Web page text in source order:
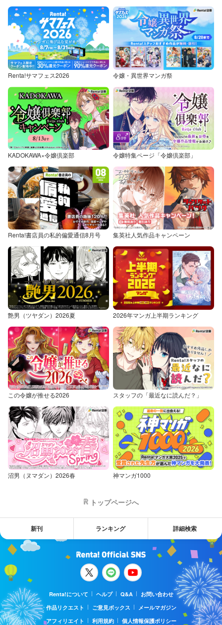
Renta!サマフェス2026 令嬢・異世界マンガ祭
KADOKAWA×令嬢倶楽部 令嬢特集ページ「令嬢倶楽部」
Renta!書店員の私的偏愛通信8月号 集英社人気作品キャンペーン
艶男（ツヤダン）2026夏 2026年マンガ上半期ランキング
この令嬢が推せる2026 スタッフの「最近なに読んだ？」
沼男（ヌマダン）2026春 神マンガ1000
トップページへ
新刊 ランキング 詳細検索
Renta!について ヘルプ Q&A
お問い合わせ
作品リクエスト
ご意見ボックス
メールマガジン
アフィリエイト
利用規約 個人情報保護ポリシー